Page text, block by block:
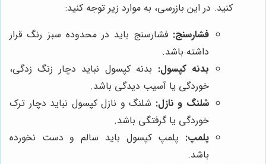
کنید. در این بازرسی، به موارد زیر توجه کنید:
فشارسنج: فشارسنج باید در محدوده سبز رنگ قرار
داشته باشد.
بدنه کپسول: بدنه کپسول نباید دچار زنگ زدگی،
خوردگی یا آسیب دیدگی باشد.
شلنگ و نازل: شلنگ و نازل کپسول نباید دچار ترک
خوردگی یا گرفتگی باشد.
پلمپ: پلمپ کپسول باید سالم و دست نخورده
باشد.